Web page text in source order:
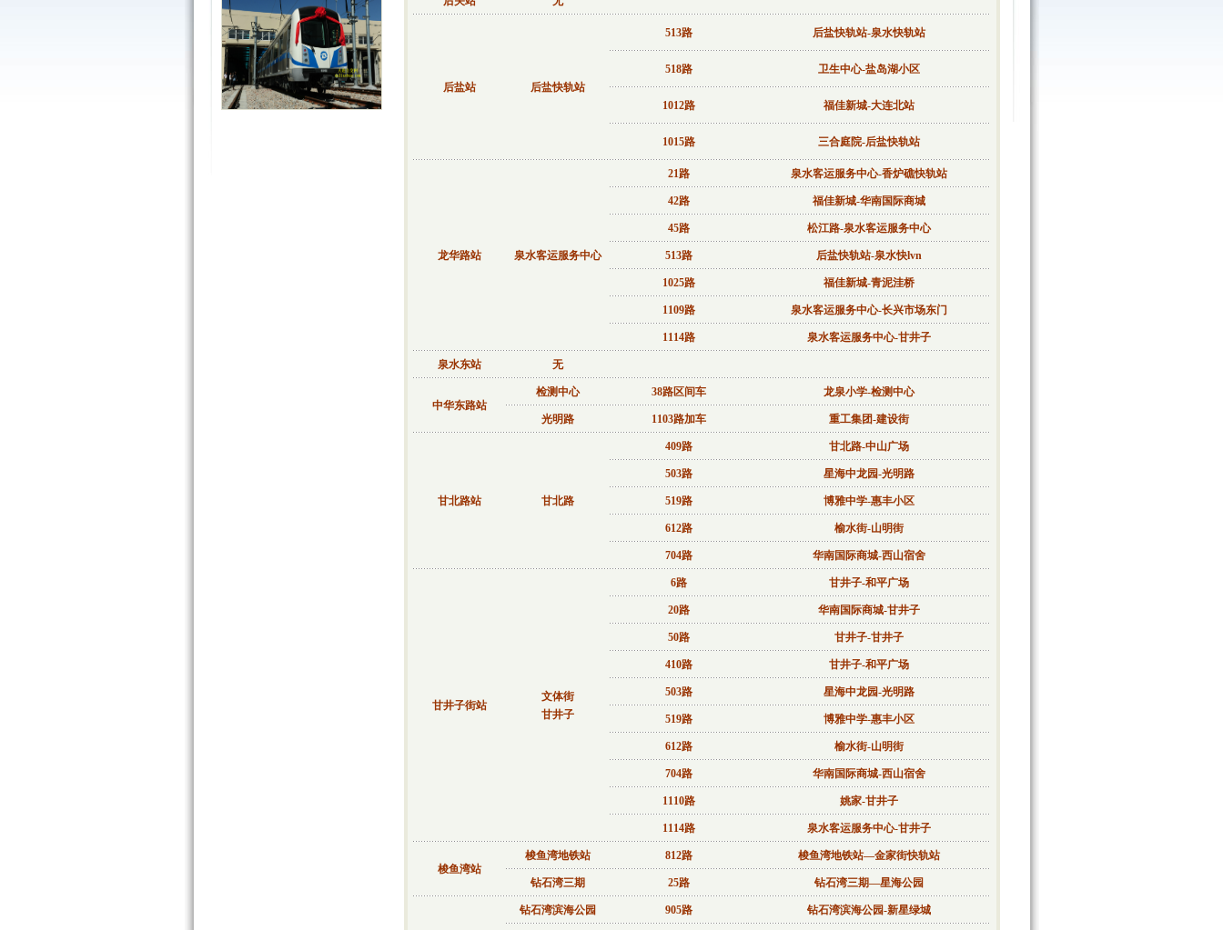
后盐站 后盐快轨站
513路 后盐快轨站-泉水快轨站
518路 卫生中心-盐岛湖小区
1012路 福佳新城-大连北站
1015路 三合庭院-后盐快轨站
龙华路站 泉水客运服务中心
21路 泉水客运服务中心-香炉礁快轨站
42路 福佳新城-华南国际商城
45路 松江路-泉水客运服务中心
513路 后盐快轨站-泉水快lvn
1025路 福佳新城-青泥洼桥
1109路 泉水客运服务中心-长兴市场东门
1114路 泉水客运服务中心-甘井子
泉水东站 无
中华东路站
检测中心 38路区间车 龙泉小学-检测中心
光明路 1103路加车 重工集团-建设街
甘北路站 甘北路
409路 甘北路-中山广场
503路 星海中龙园-光明路
519路 博雅中学-惠丰小区
612路 榆水街-山明街
704路 华南国际商城-西山宿舍
甘井子街站
文体街
甘井子
6路 甘井子-和平广场
20路 华南国际商城-甘井子
50路 甘井子-甘井子
410路 甘井子-和平广场
503路 星海中龙园-光明路
519路 博雅中学-惠丰小区
612路 榆水街-山明街
704路 华南国际商城-西山宿舍
1110路 姚家-甘井子
1114路 泉水客运服务中心-甘井子
梭鱼湾站
梭鱼湾地铁站 812路 梭鱼湾地铁站—金家街快轨站
钻石湾三期 25路 钻石湾三期—星海公园
钻石湾滨海公园 905路 钻石湾滨海公园-新星绿城